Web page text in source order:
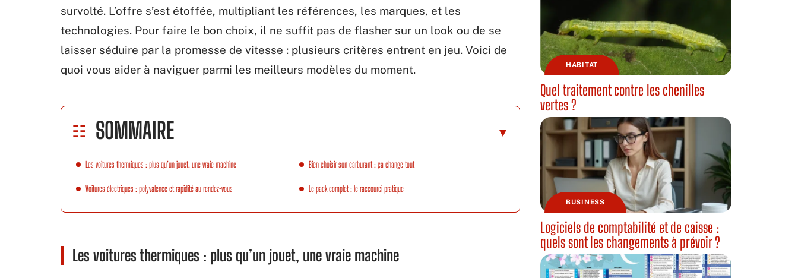
survolté. L’offre s’est étoffée, multipliant les références, les marques, et les
technologies. Pour faire le bon choix, il ne suffit pas de flasher sur un look ou de se
laisser séduire par la promesse de vitesse : plusieurs critères entrent en jeu. Voici de
quoi vous aider à naviguer parmi les meilleurs modèles du moment.
SOMMAIRE
Les voitures thermiques : plus qu’un jouet, une vraie machine
Voitures électriques : polyvalence et rapidité au rendez-vous
Bien choisir son carburant : ça change tout
Le pack complet : le raccourci pratique
Les voitures thermiques : plus qu’un jouet, une vraie machine
HABITAT
Quel traitement contre les chenilles
vertes ?
BUSINESS
Logiciels de comptabilité et de caisse :
quels sont les changements à prévoir ?